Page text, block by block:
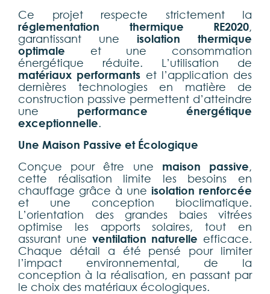
Ce projet respecte strictement la
réglementation thermique RE2020,
garantissant une isolation thermique
optimale et une consommation
énergétique réduite. L’utilisation de
matériaux performants et l’application des
dernières technologies en matière de
construction passive permettent d’atteindre
une performance énergétique
exceptionnelle.
Une Maison Passive et Écologique
Conçue pour être une maison passive,
cette réalisation limite les besoins en
chauffage grâce à une isolation renforcée
et une conception bioclimatique.
L’orientation des grandes baies vitrées
optimise les apports solaires, tout en
assurant une ventilation naturelle efficace.
Chaque détail a été pensé pour limiter
l’impact environnemental, de la
conception à la réalisation, en passant par
le choix des matériaux écologiques.